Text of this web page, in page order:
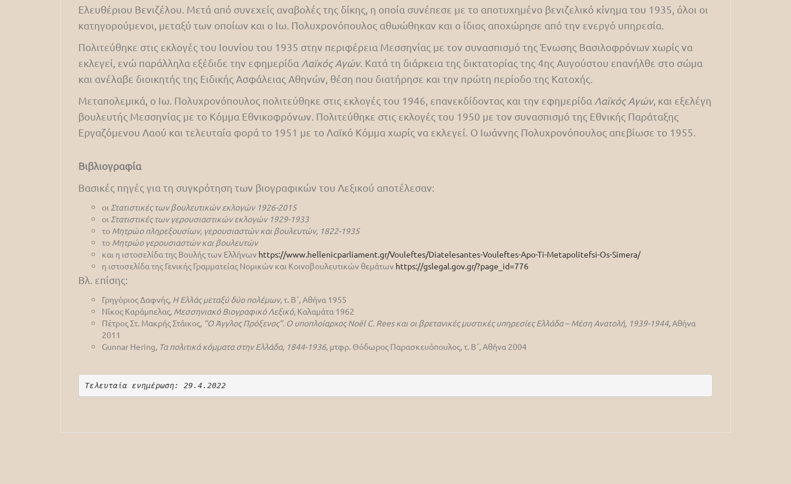
Ελευθέριου Βενιζέλου. Μετά από συνεχείς αναβολές της δίκης, η οποία συνέπεσε με το αποτυχημένο βενιζελικό κίνημα του 1935, όλοι οι
κατηγορούμενοι, μεταξύ των οποίων και ο Ιω. Πολυχρονόπουλος αθωώθηκαν και ο ίδιος αποχώρησε από την ενεργό υπηρεσία.
Πολιτεύθηκε στις εκλογές του Ιουνίου του 1935 στην περιφέρεια Μεσσηνίας με τον συνασπισμό της Ένωσης Βασιλοφρόνων χωρίς να
εκλεγεί, ενώ παράλληλα εξέδιδε την εφημερίδα Λαϊκός Αγών. Κατά τη διάρκεια της δικτατορίας της 4ης Αυγούστου επανήλθε στο σώμα
και ανέλαβε διοικητής της Ειδικής Ασφάλειας Αθηνών, θέση που διατήρησε και την πρώτη περίοδο της Κατοχής.
Μεταπολεμικά, ο Ιω. Πολυχρονόπουλος πολιτεύθηκε στις εκλογές του 1946, επανεκδίδοντας και την εφημερίδα Λαϊκός Αγών, και εξελέγη
βουλευτής Μεσσηνίας με το Κόμμα Εθνικοφρόνων. Πολιτεύθηκε στις εκλογές του 1950 με τον συνασπισμό της Εθνικής Παράταξης
Εργαζόμενου Λαού και τελευταία φορά το 1951 με το Λαϊκό Κόμμα χωρίς να εκλεγεί. Ο Ιωάννης Πολυχρονόπουλος απεβίωσε το 1955.
Βιβλιογραφία
Βασικές πηγές για τη συγκρότηση των βιογραφικών του Λεξικού αποτέλεσαν:
οι Στατιστικές των βουλευτικών εκλογών 1926-2015
οι Στατιστικές των γερουσιαστικών εκλογών 1929-1933
το Μητρώο πληρεξουσίων, γερουσιαστών και βουλευτών, 1822-1935
το Μητρώο γερουσιαστών και βουλευτών
και η ιστοσελίδα της Βουλής των Ελλήνων https://www.hellenicparliament.gr/Vouleftes/Diatelesantes-Vouleftes-Apo-Ti-Metapolitefsi-Os-Simera/
η ιστοσελίδα της Γενικής Γραμματείας Νομικών και Κοινοβουλευτικών θεμάτων https://gslegal.gov.gr/?page_id=776
Βλ. επίσης:
Γρηγόριος Δαφνής, Η Ελλάς μεταξύ δύο πολέμων, τ. Β΄, Αθήνα 1955
Νίκος Καράμπελας, Μεσσηνιακό Βιογραφικό Λεξικό, Καλαμάτα 1962
Πέτρος Στ. Μακρής Στάικος, “Ο Άγγλος Πρόξενος”. Ο υποπλοίαρχος Noël C. Rees και οι βρετανικές μυστικές υπηρεσίες Ελλάδα – Μέση Ανατολή, 1939-1944, Αθήνα
2011
Gunnar Hering, Τα πολιτικά κόμματα στην Ελλάδα, 1844-1936, μτφρ. Θόδωρος Παρασκευόπουλος, τ. Β΄, Αθήνα 2004
Τελευταία ενημέρωση: 29.4.2022